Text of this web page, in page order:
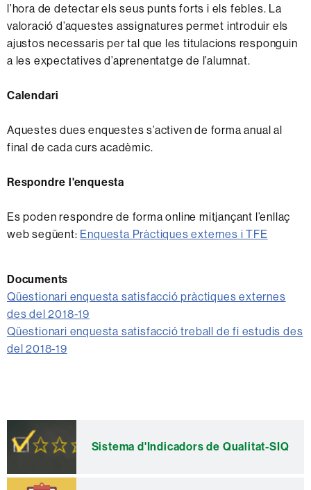
l’hora de detectar els seus punts forts i els febles. La
valoració d’aquestes assignatures permet introduir els
ajustos necessaris per tal que les titulacions responguin
a les expectatives d’aprenentatge de l’alumnat.
Calendari
Aquestes dues enquestes s’activen de forma anual al
final de cada curs acadèmic.
Respondre l'enquesta
Es poden respondre de forma online mitjançant l’enllaç
web següent: Enquesta Pràctiques externes i TFE
Documents
Qüestionari enquesta satisfacció pràctiques externes
des del 2018-19
Qüestionari enquesta satisfacció treball de fi estudis des
del 2018-19
Informació
complementàriaSistema d'Indicadors de Qualitat-SIQ